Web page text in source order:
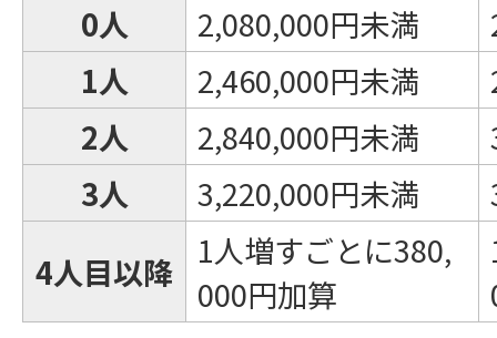
0人 2,080,000円未満
1人
2,460,000円未満
2人
2,840,000円未満
3人
3,220,000円未満
4人目以降 1人増すごとに380,
000円加算